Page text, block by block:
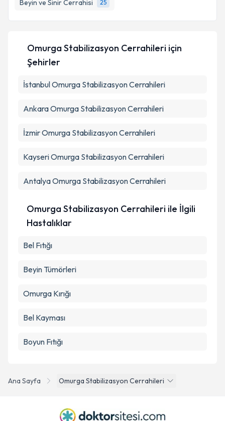
Beyin ve Sinir Cerrahisi
25
Kişisel verilerimin işlenmesine ilişkin
kapsamda işlenmesini kabul ediyorum.
Takvim Talebini Gönder
Ana Sayfa Omurga Stabilizasyon Cerrahileri
Omurga Stabilizasyon Cerrahileri için
Şehirler
İstanbulOmurga Stabilizasyon Cerrahileri
AnkaraOmurga Stabilizasyon Cerrahileri
İzmirOmurga Stabilizasyon Cerrahileri
KayseriOmurga Stabilizasyon Cerrahileri
AntalyaOmurga Stabilizasyon Cerrahileri
Omurga Stabilizasyon Cerrahileri ile İlgili
Hastalıklar
Bel Fıtığı
Beyin Tümörleri
Omurga Kırığı
Bel Kayması
Boyun Fıtığı